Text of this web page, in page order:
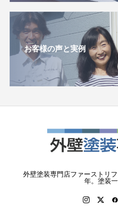
お客様の声と実例
外壁塗装専門店ファーストリ
年。塗装一